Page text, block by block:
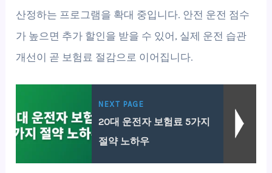
산정하는 프로그램을 확대 중입니다. 안전 운전 점수
가 높으면 추가 할인을 받을 수 있어, 실제 운전 습관
개선이 곧 보험료 절감으로 이어집니다.
NEXT PAGE
20대 운전자 보험료 5가지
절약 노하우